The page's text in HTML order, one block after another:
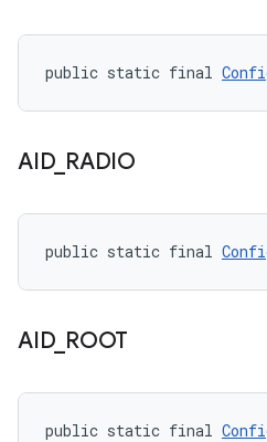
public static final
AID_ RADIO
public static final
AID_ ROOT
public static final